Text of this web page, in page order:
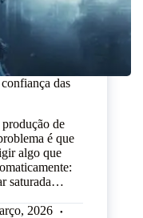
das
de
é que
algo que
saturada…
2026